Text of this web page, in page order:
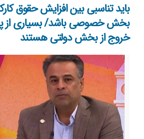
باید تناسبی بین افزایش حقوق
بخش خصوصی باشد/ بسیاری از
خروج از بخش دولتی هستند